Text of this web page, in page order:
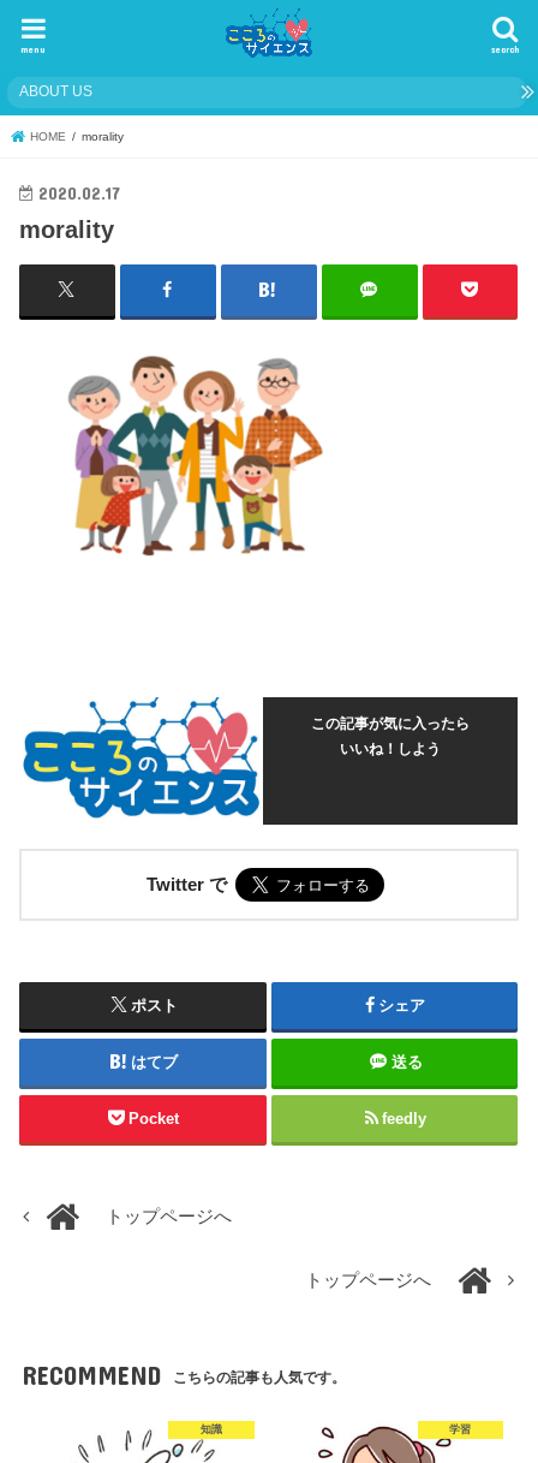
search
menu
ABOUT US
HOME morality
2020.02.17
morality
この記事が気に入ったら
いいね！しよう
Twitter で
ポスト シェア
はてブ 送る
Pocket feedly
トップページへ
トップページへ
RECOMMEND こちらの記事も人気です。
知識 学習